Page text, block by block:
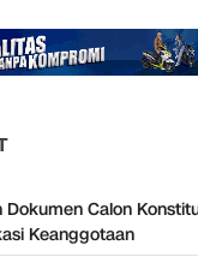
Dokumen Calon
Keanggotaan